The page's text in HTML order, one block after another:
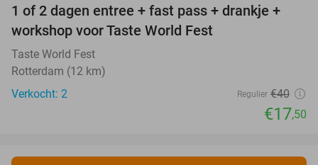
56%
TODAY
1 of 2 dagen entree + fast pass + drankje +
workshop voor Taste World Fest
Taste World Fest
Rotterdam (12 km)
Verkocht: 2
Regulier €40
€17,50